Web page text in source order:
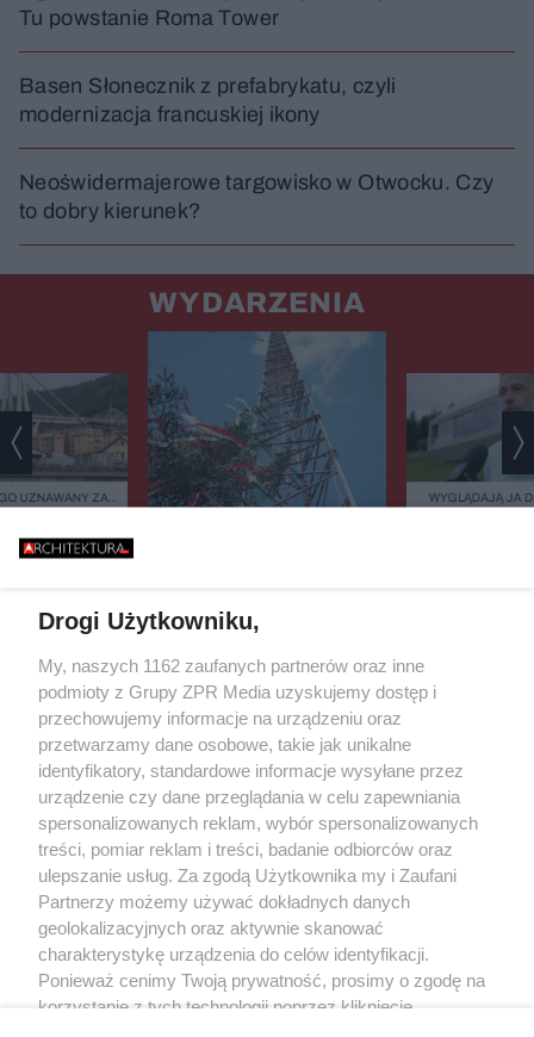
Tu powstanie Roma Tower
Basen Słonecznik z prefabrykatu, czyli
modernizacja francuskiej ikony
Neoświdermajerowe targowisko w Otwocku. Czy
to dobry kierunek?
WYDARZENIA
UZNAWANY ZA
BURZY?
WYGLĄDAJĄ JA
Żaden utwór zamieszczony w serwisie nie może być powielany i
rozpowszechniany lub dalej rozpowszechniany w jakikolwiek sposób (w
tym także elektroniczny lub mechaniczny) na jakimkolwiek polu
eksploatacji w jakiejkolwiek formie, włącznie z umieszczaniem w
Internecie bez pisemnej zgody właściciela praw. Jakiekolwiek użycie lub
wykorzystanie utworów w całości lub w części z naruszeniem prawa, tzn.
bez właściwej zgody, jest zabronione pod groźbą kary i może być ścigane
prawnie.
O nas
Informacje prawne
Drogi Użytkowniku,
My, naszych 1162 zaufanych partnerów oraz inne
podmioty z Grupy ZPR Media uzyskujemy dostęp i
przechowujemy informacje na urządzeniu oraz
przetwarzamy dane osobowe, takie jak unikalne
identyfikatory, standardowe informacje wysyłane przez
urządzenie czy dane przeglądania w celu zapewniania
spersonalizowanych reklam, wybór spersonalizowanych
treści, pomiar reklam i treści, badanie odbiorców oraz
ulepszanie usług. Za zgodą Użytkownika my i Zaufani
Partnerzy możemy używać dokładnych danych
geolokalizacyjnych oraz aktywnie skanować
charakterystykę urządzenia do celów identyfikacji.
Ponieważ cenimy Twoją prywatność, prosimy o zgodę na
korzystanie z tych technologii poprzez kliknięcie